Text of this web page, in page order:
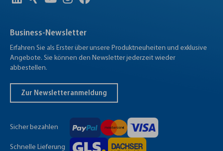
Business-Newsletter
Erfahren Sie als Erster über unsere Produktneuheiten und exklusive
Angebote. Sie können den Newsletter jederzeit wieder
abbestellen.
Zur Newsletteranmeldung
Sicher bezahlen
Schnelle Lieferung